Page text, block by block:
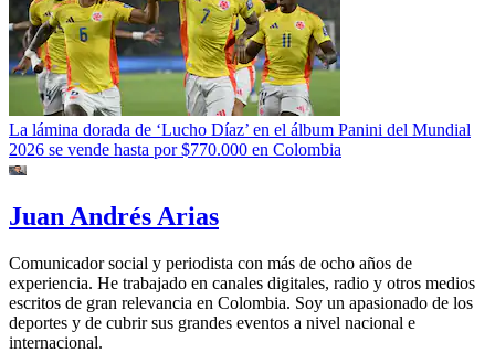
La lámina dorada de ‘Lucho Díaz’ en el álbum Panini del Mundial
2026 se vende hasta por $770.000 en Colombia
Juan Andrés Arias
Comunicador social y periodista con más de ocho años de
experiencia. He trabajado en canales digitales, radio y otros medios
escritos de gran relevancia en Colombia. Soy un apasionado de los
deportes y de cubrir sus grandes eventos a nivel nacional e
internacional.